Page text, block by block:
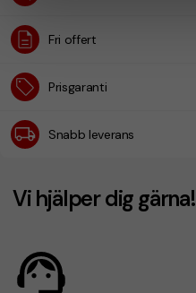
Fri offert
Prisgaranti
Snabb leverans
Vi hjälper dig gärna!